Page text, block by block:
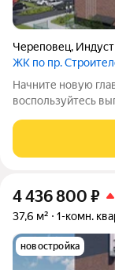
Череповец,
ЖК по пр.
Начните новую
воспользуйтесь
районе города
Комплекс
4 436 800 ₽
37,6 м² 1-комн.
новостройка